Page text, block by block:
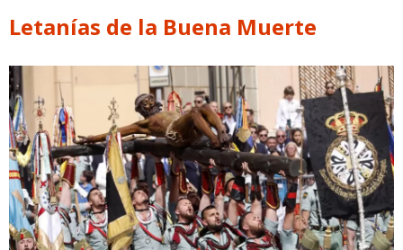
Letanías de la Buena Muerte